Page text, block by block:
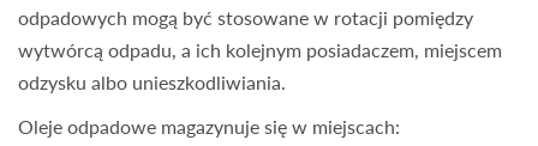
odpadowych mogą być stosowane w rotacji pomiędzy
wytwórcą odpadu, a ich kolejnym posiadaczem, miejscem
odzysku albo unieszkodliwiania.
Oleje odpadowe magazynuje się w miejscach: